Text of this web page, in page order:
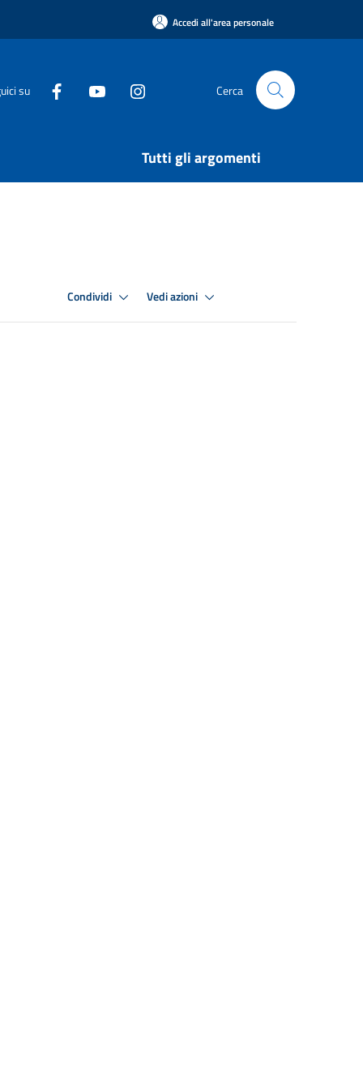
Accedi all'area personale
su Cerca
Tutti gli argomenti
Condividi Vedi azioni